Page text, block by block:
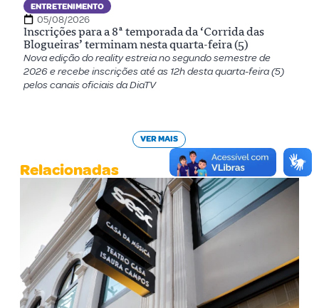
ENTRETENIMENTO
05/08/2026
Inscrições para a 8ª temporada da ‘Corrida das
Blogueiras’ terminam nesta quarta-feira (5)
Nova edição do reality estreia no segundo semestre de
2026 e recebe inscrições até as 12h desta quarta-feira (5)
pelos canais oficiais da DiaTV
VER MAIS
Relacionadas